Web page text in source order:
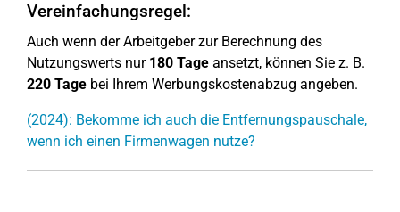
Vereinfachungsregel:
Auch wenn der Arbeitgeber zur Berechnung des
Nutzungswerts nur 180 Tage ansetzt, können Sie z. B.
220 Tage bei Ihrem Werbungskostenabzug angeben.
(2024): Bekomme ich auch die Entfernungspauschale,
wenn ich einen Firmenwagen nutze?